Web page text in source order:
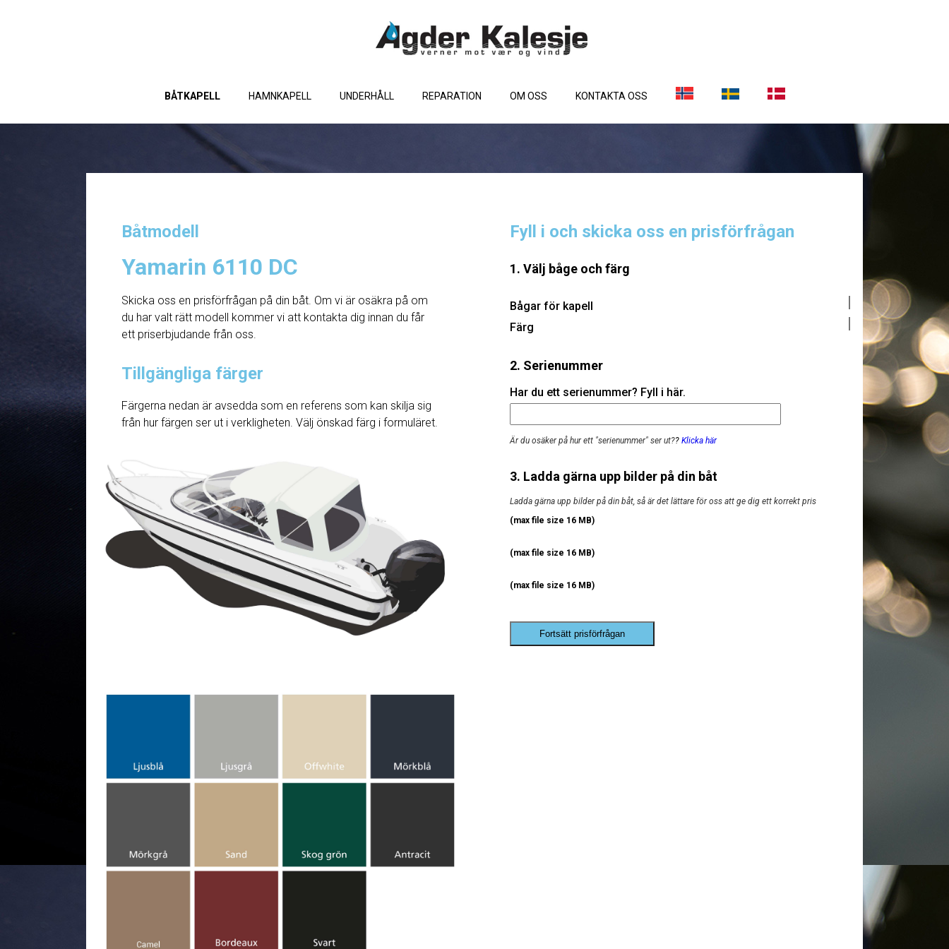
BÅTKAPELL HAMNKAPELL UNDERHÅLL REPARATION OM OSS KONTAKTA OSS
Båtmodell
Yamarin 6110 DC
Skicka oss en prisförfrågan på din båt. Om vi ​​är osäkra på om
du har valt rätt modell kommer vi att kontakta dig innan du får
ett priserbjudande från oss.
Tillgängliga färger
Färgerna nedan är avsedda som en referens som kan skilja sig
från hur färgen ser ut i verkligheten. Välj önskad färg i formuläret.
Fyll i och skicka oss en prisförfrågan
1. Välj båge och färg
Bågar för kapell
Färg
2. Serienummer
Har du ett serienummer? Fyll i här.
Är du osäker på hur ett "serienummer" ser ut?? Klicka här
3. Ladda gärna upp bilder på din båt
Ladda gärna upp bilder på din båt, så är det lättare för oss att ge dig ett korrekt pris
(max file size 16 MB)
(max file size 16 MB)
(max file size 16 MB)
Fortsätt prisförfrågan